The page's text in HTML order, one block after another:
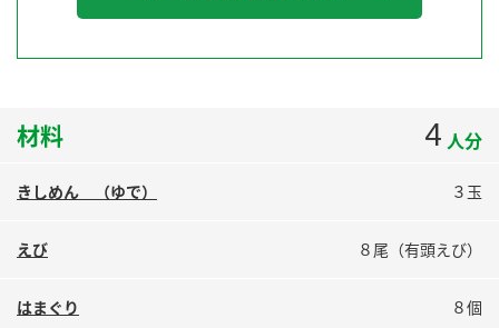
お酢を知ろう！
すしラボ
納豆の豆知識
ミツカン公式通販
材料 4 人分
きしめん （ゆで） ３玉
えび ８尾（有頭えび）
はまぐり ８個